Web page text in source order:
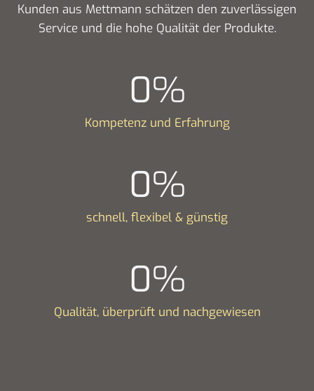
Kunden aus Mettmann schätzen den zuverlässigen
Service und die hohe Qualität der Produkte.
0%
Kompetenz und Erfahrung
0%
schnell, flexibel & günstig
0%
Qualität, überprüft und nachgewiesen